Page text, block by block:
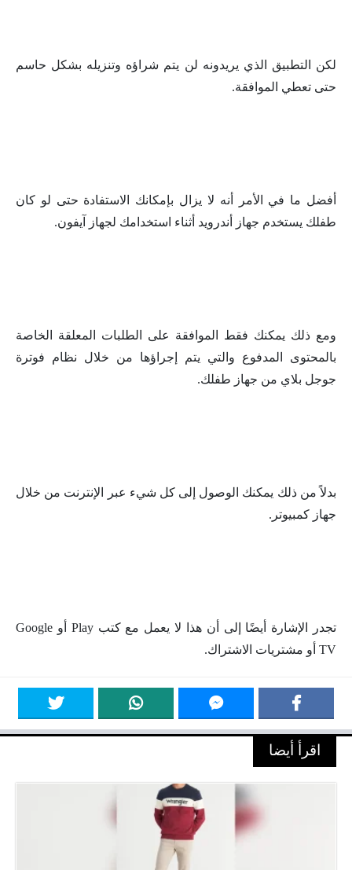
لكن التطبيق الذي يريدونه لن يتم شراؤه وتنزيله بشكل حاسم
حتى تعطي الموافقة.
أفضل ما في الأمر أنه لا يزال بإمكانك الاستفادة حتى لو كان
طفلك يستخدم جهاز أندرويد أثناء استخدامك لجهاز آيفون.
ومع ذلك يمكنك فقط الموافقة على الطلبات المعلقة الخاصة
بالمحتوى المدفوع والتي يتم إجراؤها من خلال نظام فوترة
جوجل بلاي من جهاز طفلك.
بدلاً من ذلك يمكنك الوصول إلى كل شيء عبر الإنترنت من خلال
جهاز كمبيوتر.
تجدر الإشارة أيضًا إلى أن هذا لا يعمل مع كتب Play أو Google
TV أو مشتريات الاشتراك.
اقرأ أيضا